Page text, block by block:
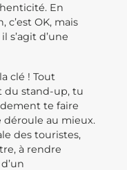
En
c’est OK, mais
s’agit d’une
clé ! Tout
du stand-up, tu
te faire
déroule au mieux.
des touristes,
à rendre